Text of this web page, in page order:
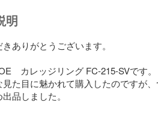
明
ありがとうございます。
　カレッジリング FC-215-SVです。
見た目に魅かれて購入したのですが
品しました。